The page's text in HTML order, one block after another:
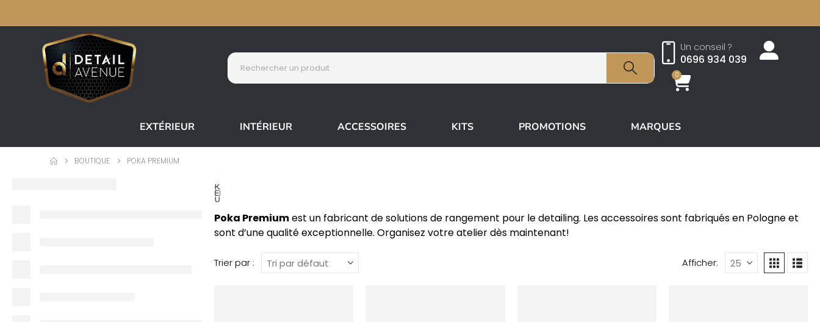
Un conseil ?
0696 934 039
0
EXTÉRIEUR INTÉRIEUR ACCESSOIRES KITS PROMOTIONS MARQUES
BOUTIQUE POKA PREMIUM
Poka Premiumest un fabricant de solutions de rangement pour le detailing. Les accessoires sont fabriqués en Pologne et
sont d’une qualité exceptionnelle. Organisez votre atelier dès maintenant!
Trier par : Afficher: